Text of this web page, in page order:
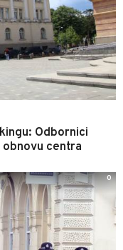
Odbornici
centra
0